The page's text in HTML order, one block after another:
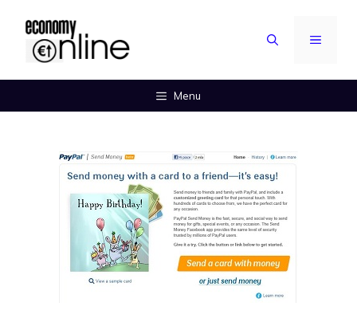
contenuto
MENU
Menu